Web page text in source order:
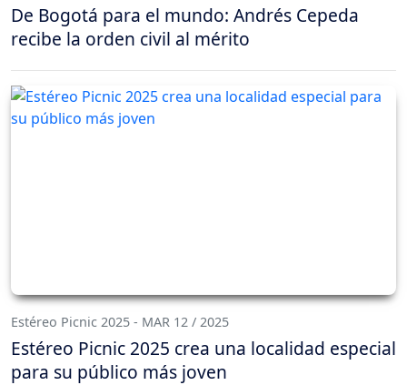
De Bogotá para el mundo: Andrés Cepeda
recibe la orden civil al mérito
Estéreo Picnic 2025 - MAR 12 / 2025
Estéreo Picnic 2025 crea una localidad especial
para su público más joven